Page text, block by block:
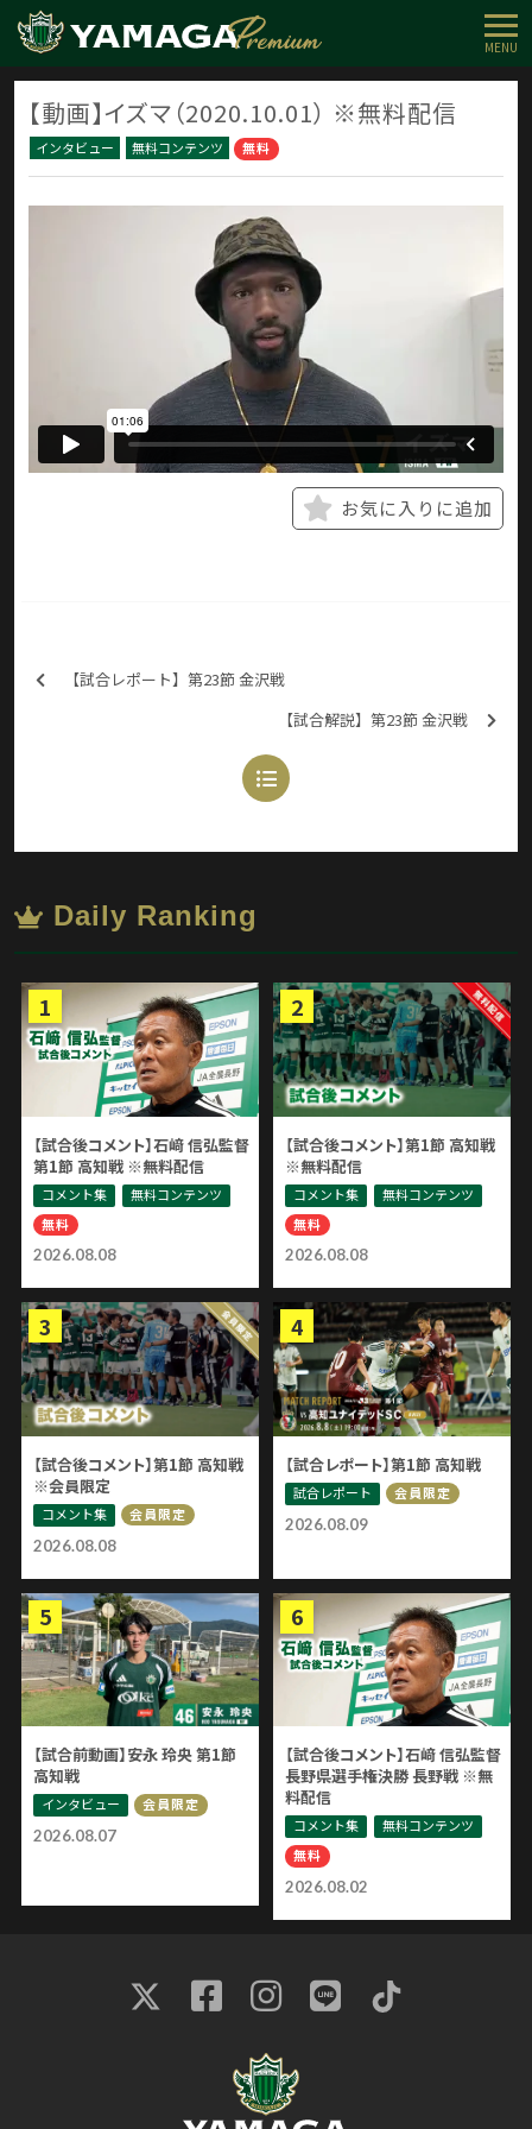
MENU
【動画】イズマ（2020.10.01） ※無料配信
インタビュー 無料コンテンツ 無料
お気に入りに追加
【試合レポート】第23節 金沢戦
【試合解説】第23節 金沢戦
Daily Ranking
2026.08.08
【試合後コメント】石﨑 信弘監督
第1節 高知戦 ※無料配信
コメント集
無料コンテンツ
無料
2026.08.08
【試合後コメント】第1節 高知戦
※無料配信
コメント集
無料コンテンツ
無料
2026.08.08
【試合後コメント】第1節 高知戦
※会員限定
コメント集 会員限定
2026.08.09
【試合レポート】第1節 高知戦
試合レポート 会員限定
2026.08.07
【試合前動画】安永 玲央 第1節
高知戦
インタビュー 会員限定
2026.08.02
【試合後コメント】石﨑 信弘監督
長野県選手権決勝 長野戦 ※無
料配信
コメント集
無料コンテンツ
無料